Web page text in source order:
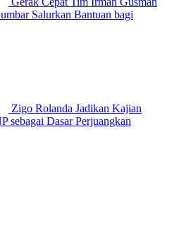
Salurkan Bantuan bagi
Zigo Rolanda Jadikan Kajian
sebagai Dasar Perjuangkan